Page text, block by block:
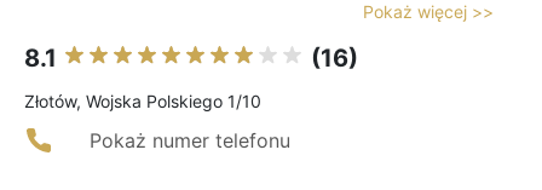
Pokaż więcej >>
8.1 (16)
Złotów, Wojska Polskiego 1/10
Pokaż numer telefonu